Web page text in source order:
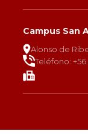
Campus San
Alonso de
Teléfono: +56